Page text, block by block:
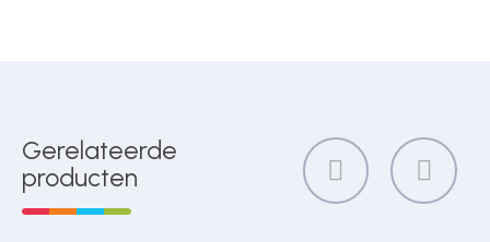
Gerelateerde
producten